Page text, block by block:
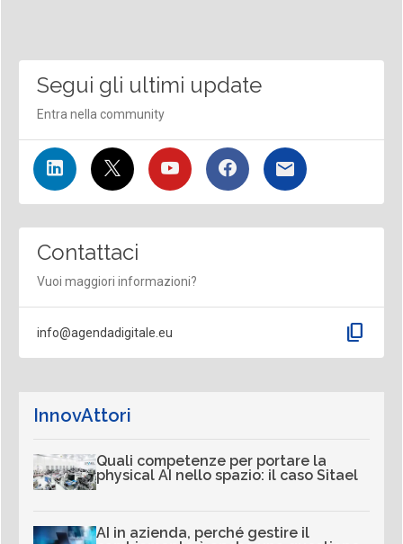
Segui gli ultimi update
Entra nella community
Contattaci
Vuoi maggiori informazioni?
info@agendadigitale.eu content_copy
InnovAttori
Quali competenze per portare la
physical AI nello spazio: il caso Sitael
AI in azienda, perché gestire il